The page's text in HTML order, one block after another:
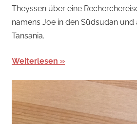
Theyssen über eine
namens Joe in den Südsudan und
Tansania.
Weiterlesen